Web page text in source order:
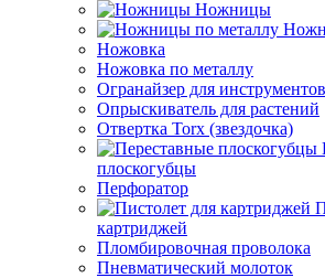
Ножницы
Ножовка
Ножовка по металлу
Огранайзер для инструментов
Опрыскиватель для растений
Отвертка Torx (звездочка)
плоскогубцы
Перфоратор
картриджей
Пломбировочная проволока
Пневматический молоток